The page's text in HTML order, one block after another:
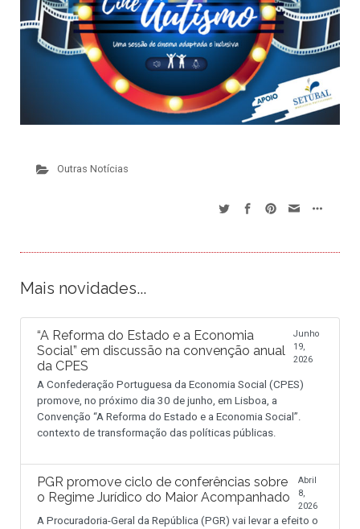
Outras Notícias
Mais novidades...
“A Reforma do Estado e a Economia
Social” em discussão na convenção anual
da CPES
Junho
19,
2026
A Confederação Portuguesa da Economia Social (CPES)
promove, no próximo dia 30 de junho, em Lisboa, a
Convenção “A Reforma do Estado e a Economia Social”.
contexto de transformação das políticas públicas.
PGR promove ciclo de conferências sobre
o Regime Jurídico do Maior Acompanhado
Abril
8,
2026
A Procuradoria-Geral da República (PGR) vai levar a efeito o